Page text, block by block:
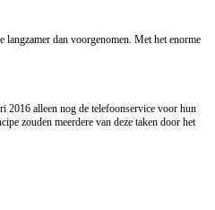
langzamer dan voorgenomen. Met het enorme
2016 alleen nog de telefoonservice voor hun
zouden meerdere van deze taken door het